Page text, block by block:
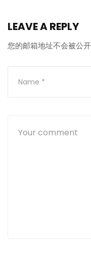
LEAVE A REPLY
您的邮箱地址不会被公开